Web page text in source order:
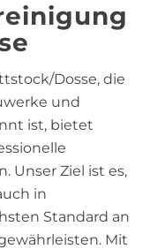
Dosse, die
und
ist, bietet
Unser Ziel ist es,
in
Standard an
Mit